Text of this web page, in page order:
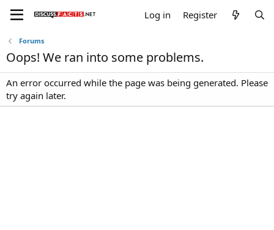
Log in Register
Forums
Oops! We ran into some problems.
An error occurred while the page was being generated. Please
try again later.